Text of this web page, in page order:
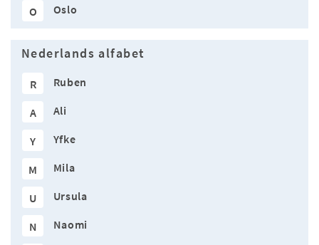
O Oslo
Nederlands alfabet
R Ruben
A Ali
Y Yfke
M Mila
U Ursula
N Naomi